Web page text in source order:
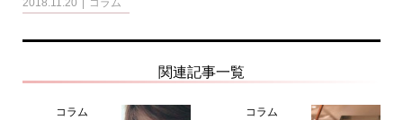
2018.11.20 コラム
関連記事一覧
コラム コラム